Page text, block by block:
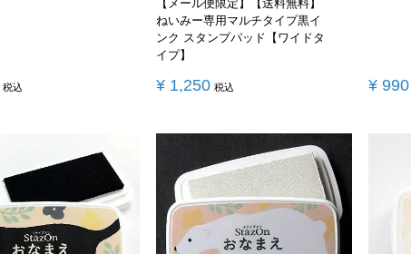
税込
【メール便限定】【送料無料】
ねいみー専用マルチタイプ黒イ
ンク スタンプパッド【ワイドタ
イプ】
¥ 1,250 税込 ¥ 990